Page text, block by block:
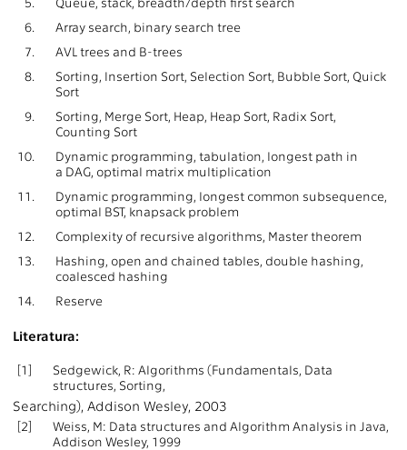
6.
Array search, binary search tree
7.
AVL trees and B-trees
8.
Sorting, Insertion Sort, Selection Sort, Bubble Sort, Quick
Sort
9.
Sorting, Merge Sort, Heap, Heap Sort, Radix Sort,
Counting Sort
10.
Dynamic programming, tabulation, longest path in
a DAG, optimal matrix multiplication
11.
Dynamic programming, longest common subsequence,
optimal BST, knapsack problem
12.
Complexity of recursive algorithms, Master theorem
13.
Hashing, open and chained tables, double hashing,
coalesced hashing
14.
Reserve
Literatura:
[1]
Sedgewick, R: Algorithms (Fundamentals, Data
structures, Sorting,
Searching), Addison Wesley, 2003
[2]
Weiss, M: Data structures and Algorithm Analysis in Java,
Addison Wesley, 1999